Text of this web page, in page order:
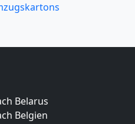
Belarus
Belgien